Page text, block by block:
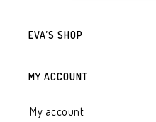
EVA’S SHOP
MY ACCOUNT
My account